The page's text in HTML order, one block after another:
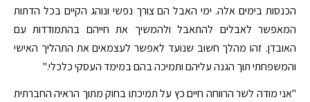
הכנסות בימים אלה. ימי האבל הם צורך נפשי ונוהג הקיים בכל הדתות
המאפשר לאבלים להתאבל ולהמשיך את חייהם בהתמודדות עם
האובדן. זהו מהלך חשוב שנועד לאפשר לעצמאים את התהליך האישי
והמשפחתי תוך הגנה עליהם ותמיכה בהם במימד העסקי כלכלי."
"אני מודה לשר הרווחה חיים כץ על תמיכתו בחוק מתוך הראיה החברתית